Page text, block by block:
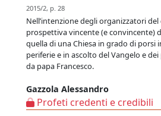
2015/2, p. 28
Nell’intenzione degli organizzatori del
prospettiva vincente (e convincente)
quella di una Chiesa in grado di porsi
periferie e in ascolto del Vangelo e
da papa Francesco.
Gazzola Alessandro
Profeti credenti e credibili